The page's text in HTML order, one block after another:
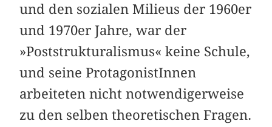
und den sozialen Milieus der 1960er
und 1970er Jahre, war der
»Poststrukturalismus« keine Schule,
und seine ProtagonistInnen
arbeiteten nicht notwendigerweise
zu den selben theoretischen Fragen.